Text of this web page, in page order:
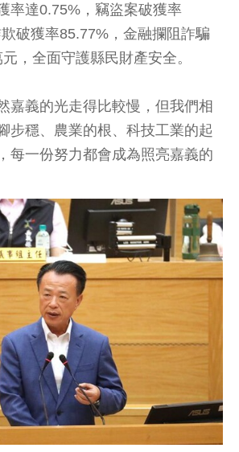
率達0.75%，竊盜案破獲率
破獲率85.77%，金融攔阻詐騙
，全面守護縣民財產安全。
嘉義的光走得比較慢，但我們相
步穩、農業的根、科技工業的起
每一份努力都會成為照亮嘉義的